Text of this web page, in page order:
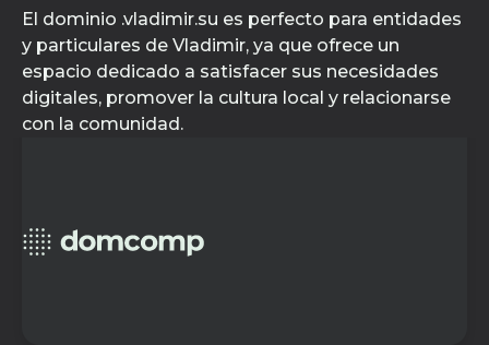
El dominio .vladimir.su es perfecto para entidades
y particulares de Vladimir, ya que ofrece un
espacio dedicado a satisfacer sus necesidades
digitales, promover la cultura local y relacionarse
con la comunidad.